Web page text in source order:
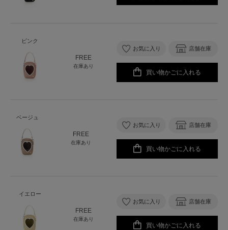
ピンク
FREE
在庫あり
お気に入り 店舗在庫
買い物かごに入れる
ベージュ
FREE
在庫あり
お気に入り 店舗在庫
買い物かごに入れる
イエロー
FREE
在庫あり
お気に入り 店舗在庫
買い物かごに入れる